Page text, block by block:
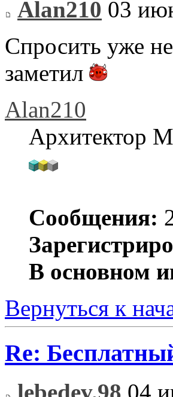
Alan210 03
Спросить уже
заметил
Alan210
Архитектор
Сообщения:
В основном
Вернуться к
Re:
lebedev.98 04